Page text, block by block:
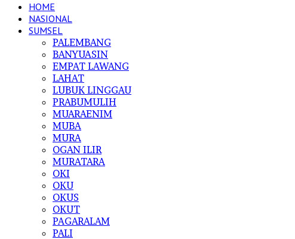
HOME
NASIONAL
SUMSEL
PALEMBANG
BANYUASIN
EMPAT LAWANG
LAHAT
LUBUK LINGGAU
PRABUMULIH
MUARAENIM
MUBA
MURA
OGAN ILIR
MURATARA
OKI
OKU
OKUS
OKUT
PAGARALAM
PALI